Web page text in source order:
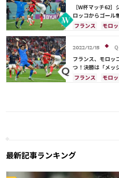
ブラジル
アル
［W杯マッチ62
ロッコからゴー
ル進出。連覇なら
フランス モロ
ドイツ
アルゼン
アクラフ・ハキミ
ベルギー
クロ
2022/12/15
フランス、モロッ
つ！決勝は「メッ
フランス
モロ
最新記事ランキング